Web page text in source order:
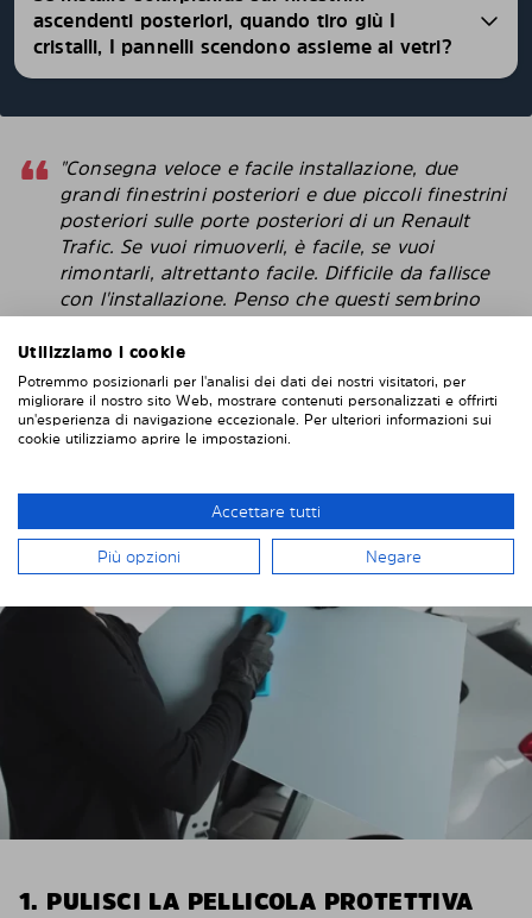
ascendenti posteriori, quando tiro giù I
cristalli, I pannelli scendono assieme ai vetri?
"Consegna veloce e facile installazione, due
grandi finestrini posteriori e due piccoli finestrini
posteriori sulle porte posteriori di un Renault
Trafic. Se vuoi rimuoverli, è facile, se vuoi
rimontarli, altrettanto facile. Difficile da fallisce
con l'installazione. Penso che questi sembrino
più intelligenti delle pellicole protettive che
attacchi direttamente alla finestra. "
Robert
INSTALLAZIONE DI SOLARPLEXIUS
1. PULISCI LA PELLICOLA PROTETTIVA
Utilizziamo i cookie
Potremmo posizionarli per l'analisi dei dati dei nostri visitatori, per
migliorare il nostro sito Web, mostrare contenuti personalizzati e offrirti
un'esperienza di navigazione eccezionale. Per ulteriori informazioni sui
cookie utilizziamo aprire le impostazioni.
Accettare tutti
Più opzioni Negare